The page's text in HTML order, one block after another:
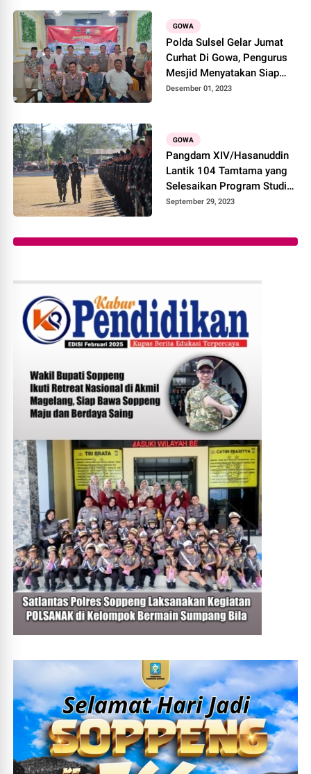
GOWA
Polda Sulsel Gelar Jumat
Curhat Di Gowa, Pengurus
Mesjid Menyatakan Siap
Bermitra Dengan Polri
Desember 01, 2023
GOWA
Pangdam XIV/Hasanuddin
Lantik 104 Tamtama yang
Selesaikan Program Studi
Dikmata
September 29, 2023